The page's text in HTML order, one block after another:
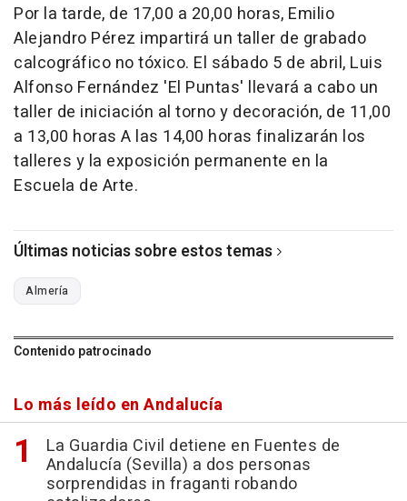
Por la tarde, de 17,00 a 20,00 horas, Emilio
Alejandro Pérez impartirá un taller de grabado
calcográfico no tóxico. El sábado 5 de abril, Luis
Alfonso Fernández 'El Puntas' llevará a cabo un
taller de iniciación al torno y decoración, de 11,00
a 13,00 horas A las 14,00 horas finalizarán los
talleres y la exposición permanente en la
Escuela de Arte.
Últimas noticias sobre estos temas
Almería
Contenido patrocinado
Lo más leído en Andalucía
La Guardia Civil detiene en Fuentes de
Andalucía (Sevilla) a dos personas
sorprendidas in fraganti robando